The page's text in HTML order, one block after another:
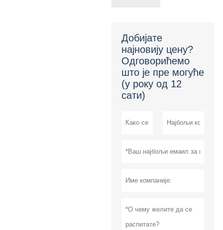
Добијате
најновију цену?
Одговорићемо
што је пре могуће
(у року од 12
сати)